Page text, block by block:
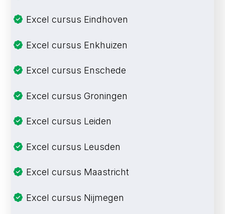
Excel cursus Eindhoven
Excel cursus Enkhuizen
Excel cursus Enschede
Excel cursus Groningen
Excel cursus Leiden
Excel cursus Leusden
Excel cursus Maastricht
Excel cursus Nijmegen